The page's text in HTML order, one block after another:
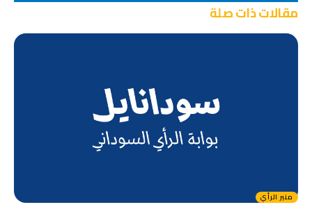
مقالات ذات صلة
منبر الرأي